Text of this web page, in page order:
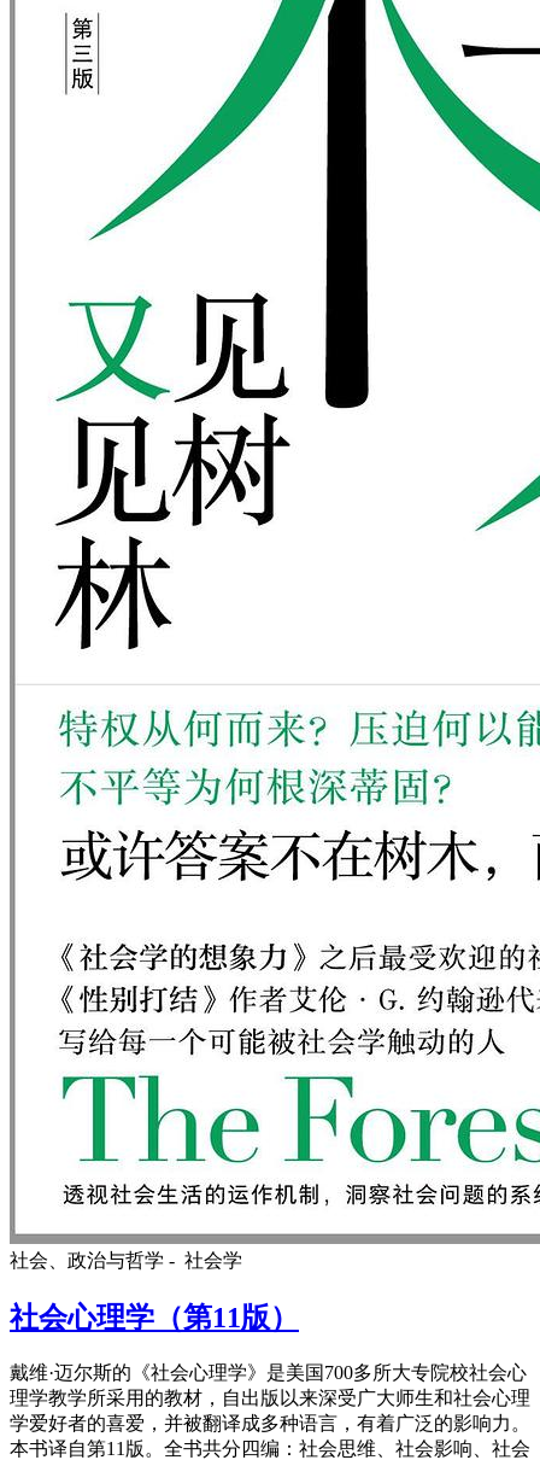
社会、政治与哲学 - 社会学
社会心理学（第11版）
戴维·迈尔斯的《社会心理学》是美国700多所大专院校社会心
理学教学所采用的教材，自出版以来深受广大师生和社会心理
学爱好者的喜爱，并被翻译成多种语言，有着广泛的影响力。
本书译自第11版。全书共分四编：社会思维、社会影响、社会